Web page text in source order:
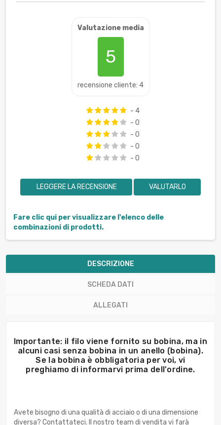
Valutazione media
5
recensione cliente: 4
- 4
- 0
- 0
- 0
- 0
LEGGERE LA RECENSIONE VALUTARLO
Fare clic qui per visualizzare l'elenco delle
combinazioni di prodotti.
DESCRIZIONE
SCHEDA DATI
ALLEGATI
Importante: il filo viene fornito su bobina, ma in
alcuni casi senza bobina in un anello (bobina).
Se la bobina è obbligatoria per voi, vi
preghiamo di informarvi prima dell'ordine.
Avete bisogno di una qualità di acciaio o di una dimensione
diversa? Contattateci. Il nostro team di vendita vi farà